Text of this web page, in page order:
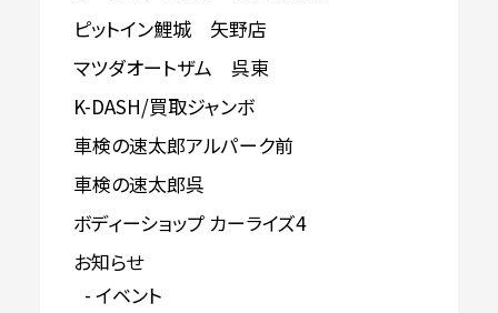
ピットイン鯉城 矢野店
マツダオートザム 呉東
K-DASH/買取ジャンボ
車検の速太郎アルパーク前
車検の速太郎呉
ボディーショップ カーライズ4
お知らせ
イベント